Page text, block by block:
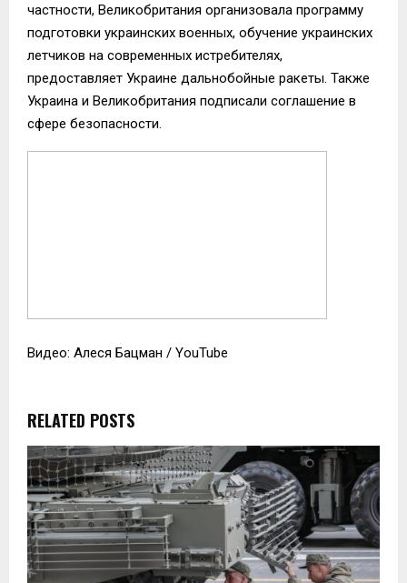
частности, Великобритания организовала программу
подготовки украинских военных, обучение украинских
летчиков на современных истребителях,
предоставляет Украине дальнобойные ракеты. Также
Украина и Великобритания подписали соглашение в
сфере безопасности.
Видео: Алеся Бацман / YouTube
RELATED POSTS